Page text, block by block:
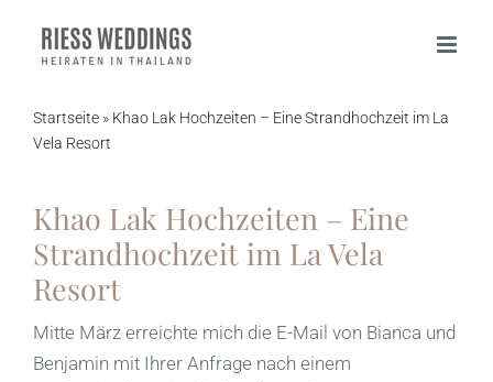
Inhalt
Startseite» Khao Lak Hochzeiten – Eine Strandhochzeit im La
Vela Resort
Khao Lak Hochzeiten – Eine
Strandhochzeit im La Vela
Resort
Mitte März erreichte mich die E-Mail von Bianca und
Benjamin mit Ihrer Anfrage nach einem